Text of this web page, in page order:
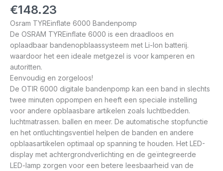
€148.23
Osram TYREinflate 6000 Bandenpomp
De OSRAM TYREinflate 6000 is een draadloos en
oplaadbaar bandenopblaassysteem met Li-Ion batterij.
waardoor het een ideale metgezel is voor kamperen en
autoritten.
Eenvoudig en zorgeloos!
De OTIR 6000 digitale bandenpomp kan een band in slechts
twee minuten oppompen en heeft een speciale instelling
voor andere opblaasbare artikelen zoals luchtbedden.
luchtmatrassen. ballen en meer. De automatische stopfunctie
en het ontluchtingsventiel helpen de banden en andere
opblaasartikelen optimaal op spanning te houden. Het LED-
display met achtergrondverlichting en de geïntegreerde
LED-lamp zorgen voor een betere leesbaarheid van de